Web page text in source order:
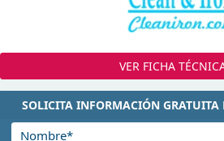
VER FICHA
SOLICITA INFORMACIÓN GRATUITA